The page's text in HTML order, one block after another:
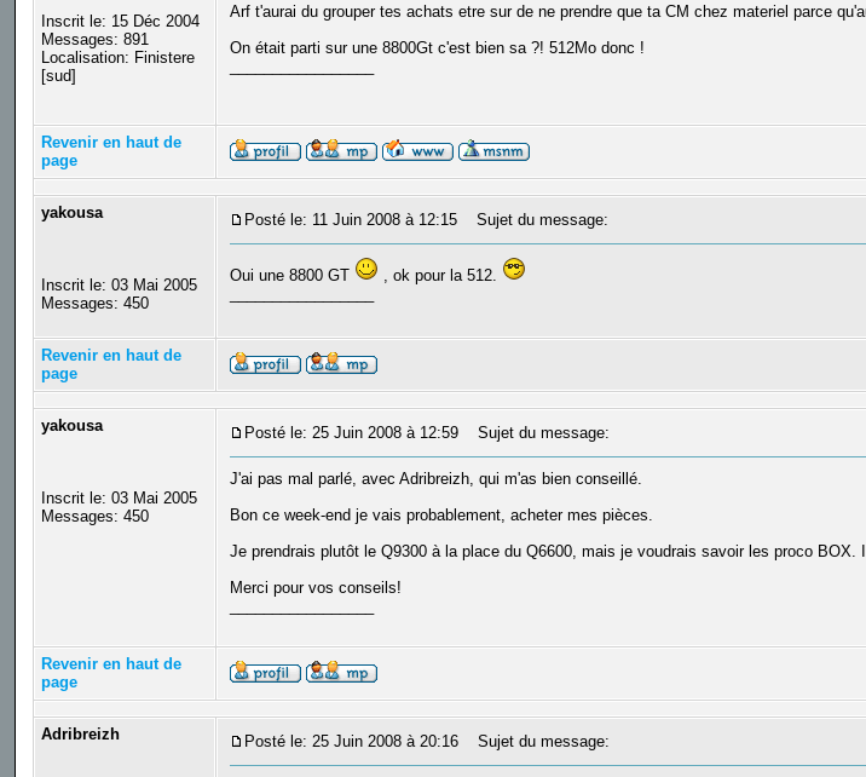
Inscrit le: 15 Déc 2004
Messages: 891
Localisation: Finistere
[sud]
Arf t'aurai du grouper tes achats etre sur de ne prendre que ta CM chez materiel parce
On était parti sur une 8800Gt c'est bien sa ?! 512Mo donc !
Revenir en haut de
page
yakousa
Inscrit le: 03 Mai 2005
Messages: 450
Posté le: 11 Juin 2008 à 12:15 Sujet du message:
Oui une 8800 GT
, ok pour la 512.
Revenir en haut de
page
yakousa
Inscrit le: 03 Mai 2005
Messages: 450
Posté le: 25 Juin 2008 à 12:59 Sujet du message:
J'ai pas mal parlé, avec Adribreizh, qui m'as bien conseillé.
Bon ce week-end je vais probablement, acheter mes pièces.
Je prendrais plutôt le Q9300 à la place du Q6600, mais je voudrais savoir les proco
Merci pour vos conseils!
Revenir en haut de
page
Adribreizh Posté le: 25 Juin 2008 à 20:16 Sujet du message: